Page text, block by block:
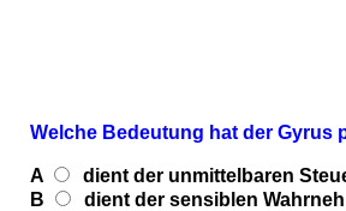
Welche Bedeutung hat der Gyrus
A
dient der unmittelbaren
B
dient der sensiblen